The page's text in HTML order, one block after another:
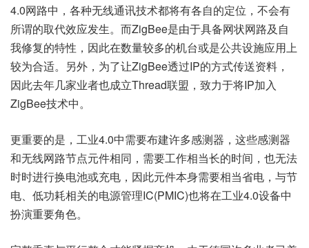
4.0网路中，各种无线通讯技术都将有各自的定位，不会有
所谓的取代效应发生。而ZigBee是由于具备网状网路及自
我修复的特性，因此在数量较多的机台或是公共设施应用上
较为合适。另外，为了让ZigBee透过IP的方式传送资料，
因此去年几家业者也成立Thread联盟，致力于将IP加入
ZigBee技术中。
更重要的是，工业4.0中需要布建许多感测器，这些感测器
和无线网路节点元件相同，需要工作相当长的时间，也无法
时时进行换电池或充电，因此元件本身需要相当省电，与节
电、低功耗相关的电源管理IC(PMIC)也将在工业4.0设备中
扮演重要角色。